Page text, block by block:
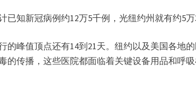
已知新冠病例约12万5千例，光纽约州就有约5万
的峰值顶点还有14到21天。纽约以及美国各地
的传播，这些医院都面临着关键设备用品和呼吸